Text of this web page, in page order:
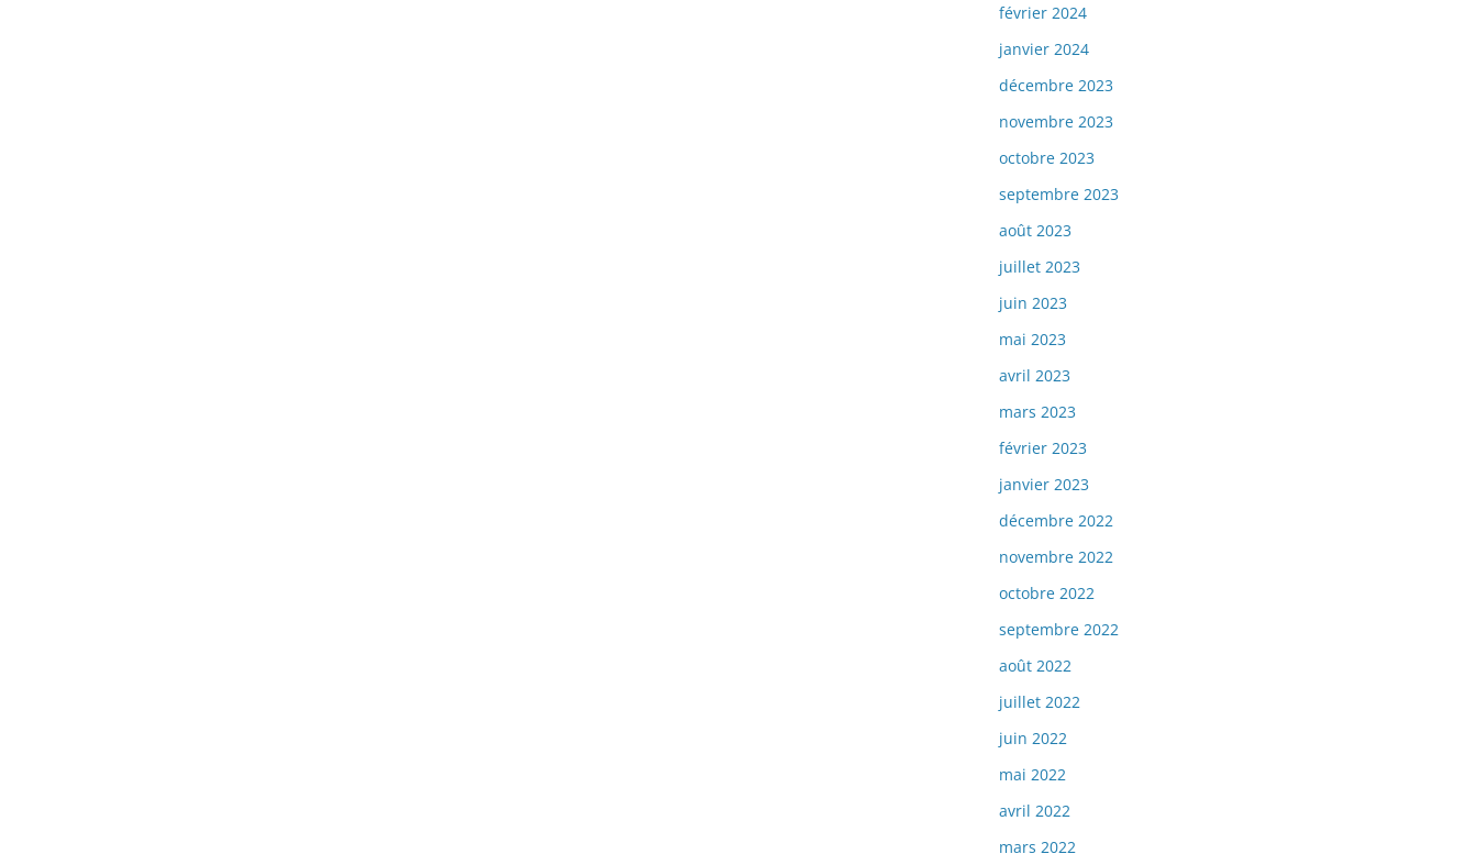
février 2024
janvier 2024
décembre 2023
novembre 2023
octobre 2023
septembre 2023
août 2023
juillet 2023
juin 2023
mai 2023
avril 2023
mars 2023
février 2023
janvier 2023
décembre 2022
novembre 2022
octobre 2022
septembre 2022
août 2022
juillet 2022
juin 2022
mai 2022
avril 2022
mars 2022